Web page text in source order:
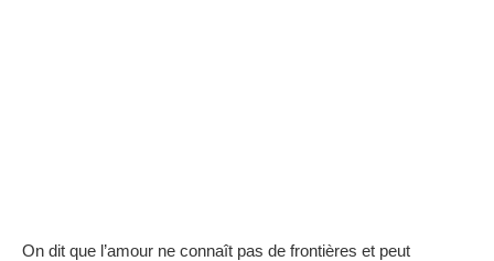
On dit que l’amour ne connaît pas de frontières et peut